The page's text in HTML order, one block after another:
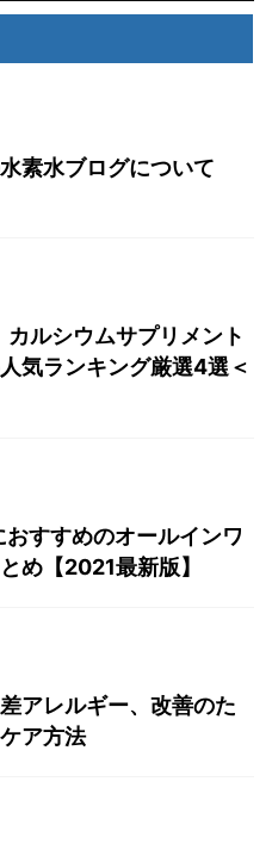
素水ブログについて
カルシウムサプリメント
気ランキング厳選4選＜
すすめのオールインワ
め【2021最新版】
アレルギー、改善のた
ア方法